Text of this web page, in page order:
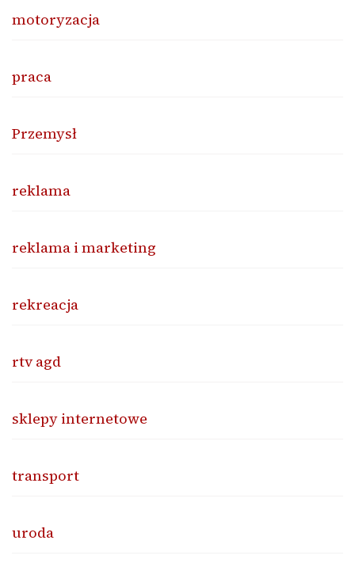
motoryzacja
praca
Przemysł
reklama
reklama i marketing
rekreacja
rtv agd
sklepy internetowe
transport
uroda